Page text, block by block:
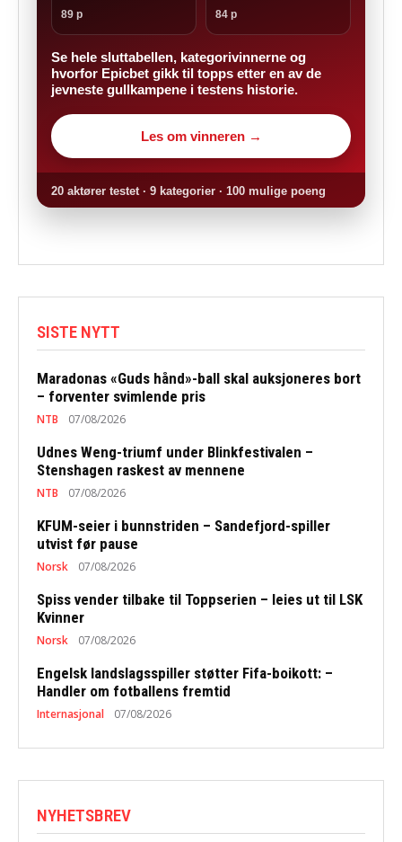
89 p 84 p
Se hele sluttabellen, kategorivinnerne og
hvorfor Epicbet gikk til topps etter en av de
jevneste gullkampene i testens historie.
Les om vinneren →
20 aktører testet · 9 kategorier · 100 mulige poeng
SISTE NYTT
Maradonas «Guds hånd»-ball skal auksjoneres bort
– forventer svimlende pris
NTB 07/08/2026
Udnes Weng-triumf under Blinkfestivalen –
Stenshagen raskest av mennene
NTB 07/08/2026
KFUM-seier i bunnstriden – Sandefjord-spiller
utvist før pause
Norsk 07/08/2026
Spiss vender tilbake til Toppserien – leies ut til LSK
Kvinner
Norsk 07/08/2026
Engelsk landslagsspiller støtter Fifa-boikott: –
Handler om fotballens fremtid
Internasjonal 07/08/2026
NYHETSBREV